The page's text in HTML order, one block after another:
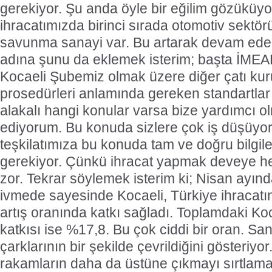
gerekiyor. Şu anda öyle bir eğilim
ihracatımızda birinci sırada otomotiv
savunma sanayi var. Bu artarak devam
adına şunu da eklemek isterim; başta
Kocaeli Şubemiz olmak üzere diğer çatı
prosedürleri anlamında gereken
alakalı hangi konular varsa bize yardımcı
ediyorum. Bu konuda sizlere çok iş
teşkilatımıza bu konuda tam ve doğru
gerekiyor. Çünkü ihracat yapmak deveye
zor. Tekrar söylemek isterim ki; Nisan
ivmede sayesinde Kocaeli, Türkiye
artış oranında katkı sağladı. Toplamdaki
katkısı ise %17,8. Bu çok ciddi bir oran.
çarklarının bir şekilde çevrildiğini
rakamların daha da üstüne çıkmayı